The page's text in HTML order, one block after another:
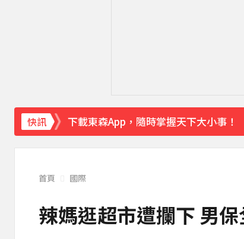
快訊
下載東森App，隨時掌握天下大小事！
南部今演習不降速！今早10點手機狂
首頁 國際
辣媽逛超市遭攔下 男保